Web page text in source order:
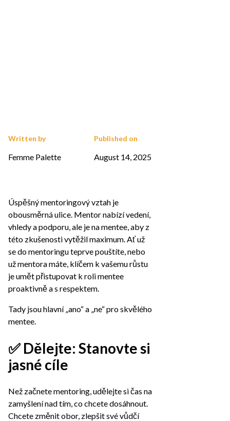
Written by
Femme Palette
Published on
August 14, 2025
Úspěšný mentoringový vztah je
obousměrná ulice. Mentor nabízí vedení,
vhledy a podporu, ale je na mentee, aby z
této zkušenosti vytěžil maximum. Ať už
se do mentoringu teprve pouštíte, nebo
už mentora máte, klíčem k vašemu růstu
je umět přistupovat k roli mentee
proaktivně a s respektem.
Tady jsou hlavní „ano“ a „ne“ pro skvělého
mentee.
✅ Dělejte: Stanovte si
jasné cíle
Než začnete mentoring, udělejte si čas na
zamyšlení nad tím, co chcete dosáhnout.
Chcete změnit obor, zlepšit své vůdčí